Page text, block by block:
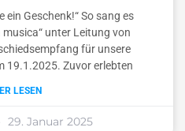
ein Geschenk!“ So sang es
unter Leitung von
für unsere
19.1.2025. Zuvor erlebten
LESEN
29. Januar 2025